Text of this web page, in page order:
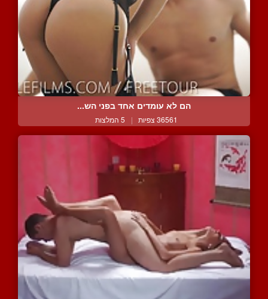
הם לא עומדים אחד בפני הש...
36561 צפיות | 5 המלצות